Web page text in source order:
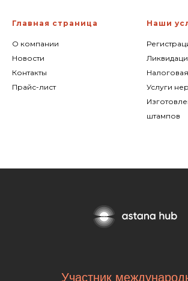
Главная страница
О компании
Новости
Контакты
Прайс-лист
Наши
Услуги
штампов
Участник